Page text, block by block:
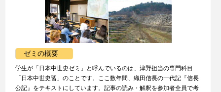
ゼミの概要
学生が「日本中世史ゼミ」と呼んでいるのは、津野担当の専門科目
「日本中世史習」のことです。ここ数年間、織田信長の一代記『信長
公記』をテキストにしています。記事の読み・解釈を参加者全員で考